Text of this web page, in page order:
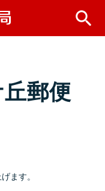
郵便
ます。